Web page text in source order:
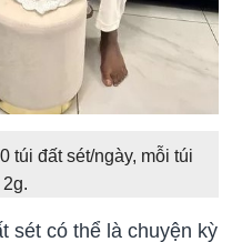
túi đất sét/ngày, mỗi túi
sét có thể là chuyện kỳ